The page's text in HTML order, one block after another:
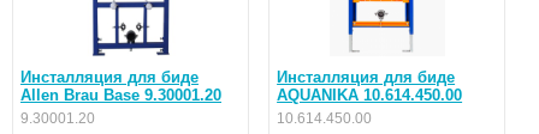
Инсталляция для биде
Allen Brau Base 9.30001.20
9.30001.20
Инсталляция для биде
AQUANIKA 10.614.450.00
10.614.450.00